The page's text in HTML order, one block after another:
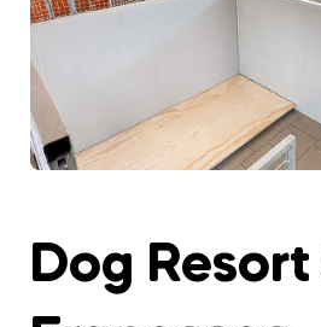
Dog Resort